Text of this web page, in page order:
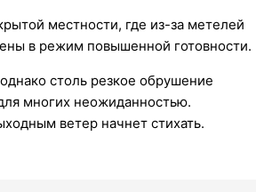
местности, где из-за метелей
в режим повышенной готовности.
столь резкое обрушение
многих неожиданностью.
ветер начнет стихать.